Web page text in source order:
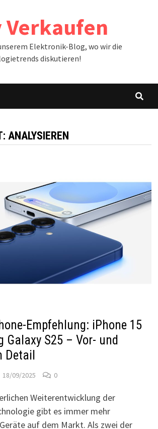
Verkaufen
Elektronik-Blog, wo wir die
diskutieren!
ANALYSIEREN
Empfehlung: iPhone 15
Galaxy S25 – Vor- und
Detail
18/09/2025 0
Weiterentwicklung der
gibt es immer mehr
auf dem Markt. Als zwei der